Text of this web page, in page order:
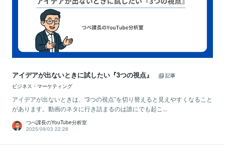
アイデアが出ないときに試したい『3つの視点』
記事
ビジネス・マーケティング
アイデアが出ないときは、“3つの視点”を切り替えると見えやすくなること
があります。動画のネタに行き詰まるのは誰にでも起こ...
つべ課長のYouTube分析室
2025/09/03 22:28